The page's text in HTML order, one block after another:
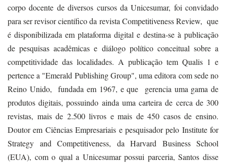
corpo docente de diversos cursos da Unicesumar, foi convidado
para ser revisor científico da revista Competitiveness Review, que
é disponibilizada em plataforma digital e destina-se à publicação
de pesquisas acadêmicas e diálogo político conceitual sobre a
competitividade das localidades. A publicação tem Qualis 1 e
pertence a "Emerald Publishing Group", uma editora com sede no
Reino Unido, fundada em 1967, e que gerencia uma gama de
produtos digitais, possuindo ainda uma carteira de cerca de 300
revistas, mais de 2.500 livros e mais de 450 casos de ensino.
Doutor em Ciências Empresariais e pesquisador pelo Institute for
Strategy and Competitiveness, da Harvard Business School
(EUA), com o qual a Unicesumar possui parceria, Santos disse